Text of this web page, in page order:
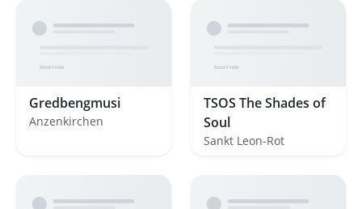
Gredbengmusi
Anzenkirchen
TSOS The Shades of
Soul
Sankt Leon-Rot